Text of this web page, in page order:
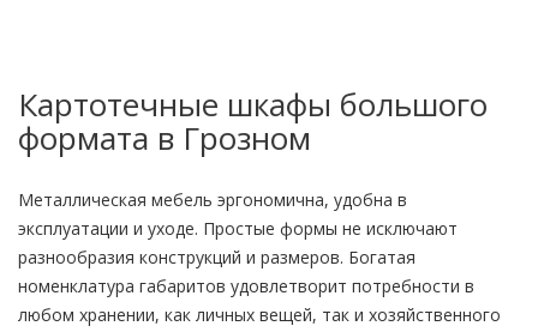
Картотечные шкафы большого
формата в Грозном
Металлическая мебель эргономична, удобна в
эксплуатации и уходе. Простые формы не исключают
разнообразия конструкций и размеров. Богатая
номенклатура габаритов удовлетворит потребности в
любом хранении, как личных вещей, так и хозяйственного